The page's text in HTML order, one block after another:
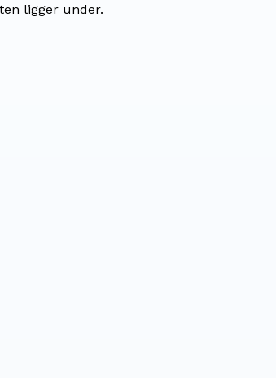
ligger under.